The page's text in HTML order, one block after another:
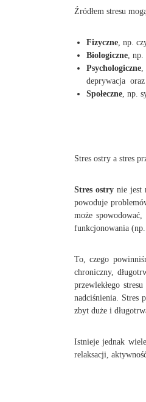
Źródłem stresu
Fizyczne , np.
Biologiczne ,
Psychologiczne
deprywacja oraz
Społeczne , np.
Stres ostry a stres
Stres ostry nie jest
powoduje
może
funkcjonowania (np.
To, czego
chroniczny,
przewlekłego
nadciśnienia. Stres
zbyt duże i
Istnieje jednak
relaksacji,